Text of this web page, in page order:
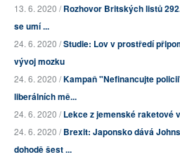
13. 6. 2020 /Rozhovor Britských listů
se umí ...
24. 6. 2020 /Studie: Lov v prostředí
vývoj mozku
24. 6. 2020 /Kampaň "Nefinancujte
liberálních mě...
24. 6. 2020 /Lekce z jemenské raketové
24. 6. 2020 /Brexit: Japonsko dává
dohodě šest ...